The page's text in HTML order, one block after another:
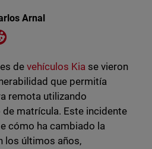
Arnal
on X
Share on Reddit
de vehículos Kia se vieron
que permitía
remota utilizando
matrícula. Este incidente
cómo ha cambiado la
los últimos años,